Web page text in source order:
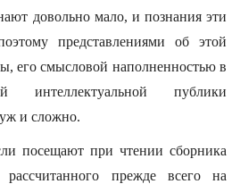
довольно мало, и познания эти
представлениями об этой
его смысловой наполненностью в
интеллектуальной публики
и сложно.
посещают при чтении сборника
прежде всего на